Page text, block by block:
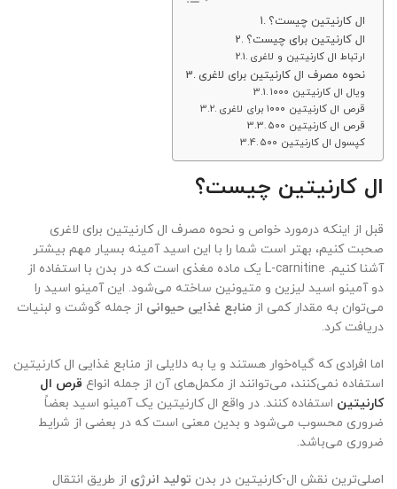
ال کارنیتین چیست؟
ال کارنیتین برای چیست؟
ارتباط ال کارنیتین و لاغری
نحوه مصرف ال کارنیتین برای لاغری
ویال ال کارنیتین ۱۰۰۰
قرص ال کارنیتین ۱۰۰۰ برای لاغری
قرص ال کارنیتین ۵۰۰
کپسول ال کارنیتین ۵۰۰
ال کارنیتین چیست؟
قبل از اینکه درمورد خواص و نحوه مصرف ال کارنیتین برای لاغری
صحبت کنیم، بهتر است شما را با این اسید آمینه بسیار مهم بیشتر
آشنا کنیم. L-carnitine یک ماده مغذی است که در بدن با استفاده از
دو آمینو اسید لیزین و متیونین ساخته می‌شود. این آمینو اسید را
می‌توان به مقدار کمی از منابع غذایی حیوانی از جمله گوشت و لبنیات
دریافت کرد.
اما افرادی که گیاه‌خوار هستند و یا به دلایلی از منابع غذایی ال کارنیتین
استفاده نمی‌کنند، می‌توانند از مکمل‌های آن از جمله انواع قرص ال
کارنیتین استفاده کنند. در واقع ال کارنیتین یک آمینو اسید بعضاً
ضروری محسوب می‌شود و بدین معنی است که در بعضی از شرایط
ضروری می‌باشد.
اصلی‌ترین نقش ال-کارنیتین در بدن تولید انرژی از طریق انتقال